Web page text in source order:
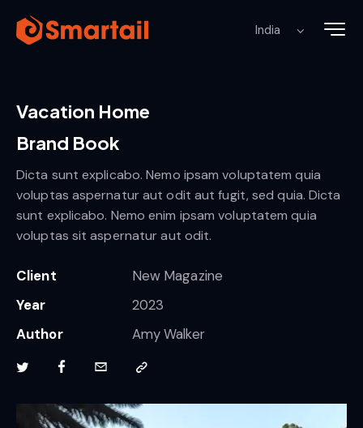
Vacation Home
Brand Book
Dicta sunt explicabo. Nemo ipsam voluptatem quia
voluptas aspernatur aut odit aut fugit, sed quia. Dicta
sunt explicabo. Nemo enim ipsam voluptatem quia
voluptas sit aspernatur aut odit.
Client
New Magazine
Year
2023
Author
Amy Walker